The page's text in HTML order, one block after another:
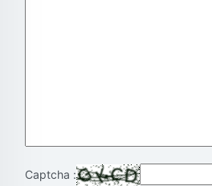
Captcha :